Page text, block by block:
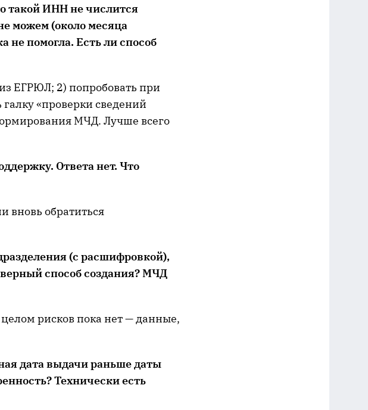
такой ИНН не числится
можем (около месяца
не помогла. Есть ли способ
ЕГРЮЛ; 2) попробовать при
«проверки сведений
МЧД. Лучше всего
Ответа нет. Что
вновь обратиться
(с расшифровкой),
способ создания?МЧД
рисков пока нет — данные,
дата выдачи раньше даты
Технически есть